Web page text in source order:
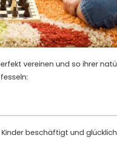
vereinen und so ihrer
beschäftigt und